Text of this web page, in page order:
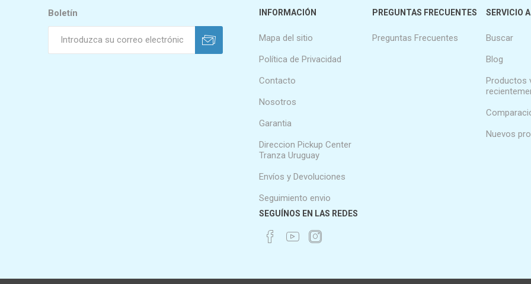
Boletín INFORMACIÓN
Mapa del sitio
Política de Privacidad
Contacto
Nosotros
Garantia
Direccion Pickup Center
Tranza Uruguay
Envíos y Devoluciones
Seguimiento envio
PREGUNTAS FRECUENTES
Preguntas Frecuentes
SERVICIO
Buscar
Blog
Productos
Nuevos
SEGUÍNOS EN LAS REDES